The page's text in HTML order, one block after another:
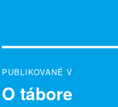
v
PUBLIKOVANÉ V
O tábore